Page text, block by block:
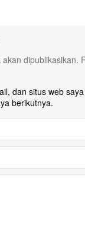
dipublikasikan.
dan situs web
berikutnya.